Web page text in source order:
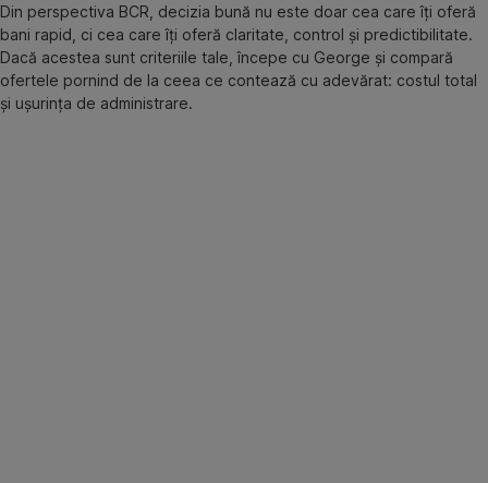
Din perspectiva BCR, decizia bună nu este doar cea care îți oferă
bani rapid, ci cea care îți oferă claritate, control și predictibilitate.
Dacă acestea sunt criteriile tale, începe cu George și compară
ofertele pornind de la ceea ce contează cu adevărat: costul total
și ușurința de administrare.